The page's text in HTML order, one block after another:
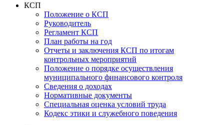
КСП
Положение о КСП
Руководитель
Регламент КСП
План работы на год
Отчеты и заключения КСП по итогам
контрольных мероприятий
Положение о порядке осуществления
муниципального финансового контроля
Сведения о доходах
Нормативные документы
Специальная оценка условий труда
Кодекс этики и служебного поведения